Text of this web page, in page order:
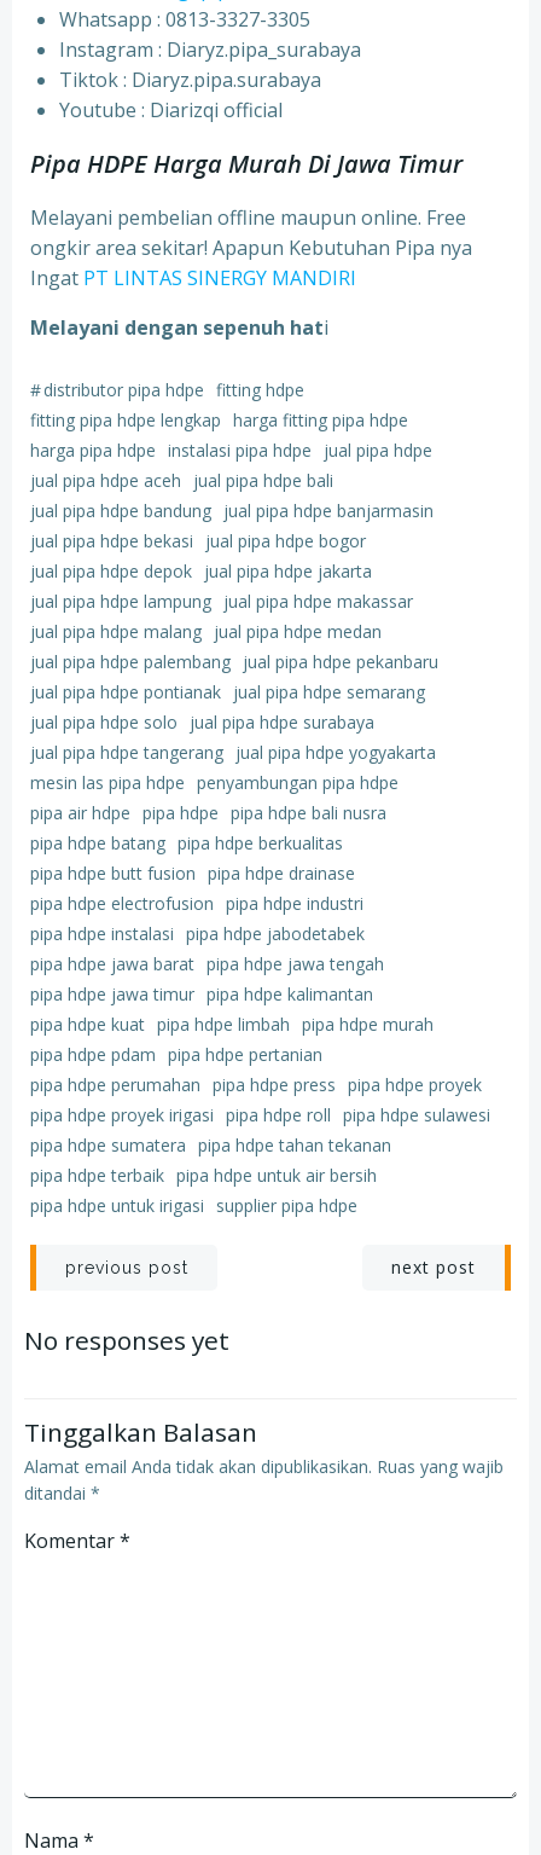
Whatsapp : 0813-3327-3305
⁠Instagram : Diaryz.pipa_surabaya
⁠Tiktok : Diaryz.pipa.surabaya
⁠Youtube : Diarizqi official
Pipa HDPE Harga Murah Di Jawa Timur
Melayani pembelian offline maupun online. Free
ongkir area sekitar! Apapun Kebutuhan Pipa nya
Ingat PT LINTAS SINERGY MANDIRI
Melayani dengan sepenuh hati
#distributor pipa hdpe fitting hdpe
fitting pipa hdpe lengkap harga fitting pipa hdpe
harga pipa hdpe instalasi pipa hdpe
jual pipa hdpe
jual pipa hdpe aceh
jual pipa hdpe bali
jual pipa hdpe bandung jual pipa hdpe banjarmasin
jual pipa hdpe bekasi
jual pipa hdpe bogor
jual pipa hdpe depok jual pipa hdpe jakarta
jual pipa hdpe lampung jual pipa hdpe makassar
jual pipa hdpe malang jual pipa hdpe medan
jual pipa hdpe palembang jual pipa hdpe pekanbaru
jual pipa hdpe pontianak jual pipa hdpe semarang
jual pipa hdpe solo
jual pipa hdpe surabaya
jual pipa hdpe tangerang jual pipa hdpe yogyakarta
mesin las pipa hdpe penyambungan pipa hdpe
pipa air hdpe pipa hdpe pipa hdpe bali nusra
pipa hdpe batang pipa hdpe berkualitas
pipa hdpe butt fusion pipa hdpe drainase
pipa hdpe electrofusion pipa hdpe industri
pipa hdpe instalasi pipa hdpe jabodetabek
pipa hdpe jawa barat pipa hdpe jawa tengah
pipa hdpe jawa timur pipa hdpe kalimantan
pipa hdpe kuat pipa hdpe limbah pipa hdpe murah
pipa hdpe pdam pipa hdpe pertanian
pipa hdpe perumahan pipa hdpe press pipa hdpe proyek
pipa hdpe proyek irigasi pipa hdpe roll pipa hdpe sulawesi
pipa hdpe sumatera pipa hdpe tahan tekanan
pipa hdpe terbaik pipa hdpe untuk air bersih
pipa hdpe untuk irigasi
supplier pipa hdpe
Post
navigation
previous post next post
No responses yet
Tinggalkan Balasan
Alamat email Anda tidak akan dipublikasikan. Ruas yang wajib
ditandai *
Komentar*
Nama *